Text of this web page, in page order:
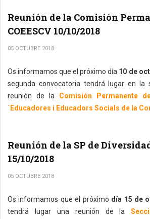
Reunión de la Comisión
COEESCV 10/10/2018
05 OCTUBRE 2018
Os informamos que el próximo día 10 de
segunda convocatoria tendrá lugar en la
reunión de la Comisión Permanente
´Educadores i Educadors Socials de la
Reunión de la SP de
15/10/2018
05 OCTUBRE 2018
Os informamos que el próximo día 15 de
tendrá lugar una reunión de la